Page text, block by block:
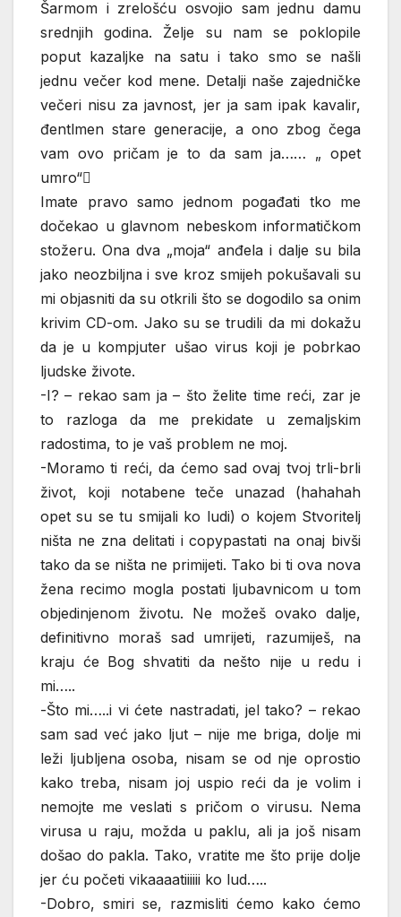
Šarmom i zrelošću osvojio sam jednu damu
srednjih godina. Želje su nam se poklopile
poput kazaljke na satu i tako smo se našli
jednu večer kod mene. Detalji naše zajedničke
večeri nisu za javnost, jer ja sam ipak kavalir,
đentlmen stare generacije, a ono zbog čega
vam ovo pričam je to da sam ja…… „ opet
umro“
Imate pravo samo jednom pogađati tko me
dočekao u glavnom nebeskom informatičkom
stožeru. Ona dva „moja“ anđela i dalje su bila
jako neozbiljna i sve kroz smijeh pokušavali su
mi objasniti da su otkrili što se dogodilo sa onim
krivim CD-om. Jako su se trudili da mi dokažu
da je u kompjuter ušao virus koji je pobrkao
ljudske živote.
-I? – rekao sam ja – što želite time reći, zar je
to razloga da me prekidate u zemaljskim
radostima, to je vaš problem ne moj.
-Moramo ti reći, da ćemo sad ovaj tvoj trli-brli
život, koji notabene teče unazad (hahahah
opet su se tu smijali ko ludi) o kojem Stvoritelj
ništa ne zna delitati i copypastati na onaj bivši
tako da se ništa ne primijeti. Tako bi ti ova nova
žena recimo mogla postati ljubavnicom u tom
objedinjenom životu. Ne možeš ovako dalje,
definitivno moraš sad umrijeti, razumiješ, na
kraju će Bog shvatiti da nešto nije u redu i
mi…..
-Što mi…..i vi ćete nastradati, jel tako? – rekao
sam sad već jako ljut – nije me briga, dolje mi
leži ljubljena osoba, nisam se od nje oprostio
kako treba, nisam joj uspio reći da je volim i
nemojte me veslati s pričom o virusu. Nema
virusa u raju, možda u paklu, ali ja još nisam
došao do pakla. Tako, vratite me što prije dolje
jer ću početi vikaaaatiiiiii ko lud…..
-Dobro, smiri se, razmisliti ćemo kako ćemo